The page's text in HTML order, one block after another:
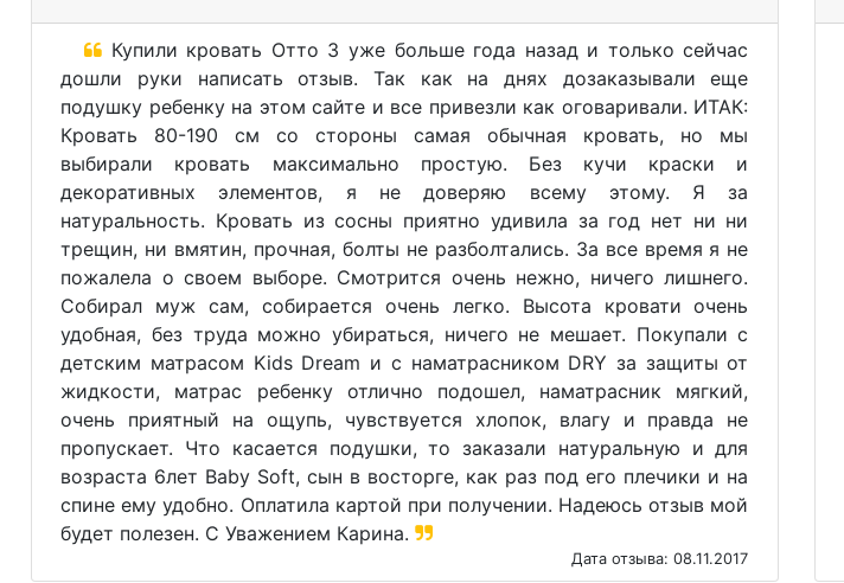
Купили кровать Отто 3 уже больше года назад и только сейчас
дошли руки написать отзыв. Так как на днях дозаказывали еще
подушку ребенку на этом сайте и все привезли как оговаривали. ИТАК:
Кровать 80-190 см со стороны самая обычная кровать, но мы
выбирали кровать максимально простую. Без кучи краски и
декоративных элементов, я не доверяю всему этому. Я за
натуральность. Кровать из сосны приятно удивила за год нет ни ни
трещин, ни вмятин, прочная, болты не разболтались. За все время я не
пожалела о своем выборе. Смотрится очень нежно, ничего лишнего.
Собирал муж сам, собирается очень легко. Высота кровати очень
удобная, без труда можно убираться, ничего не мешает. Покупали с
детским матрасом Kids Dream и с наматрасником DRY за защиты от
жидкости, матрас ребенку отлично подошел, наматрасник мягкий,
очень приятный на ощупь, чувствуется хлопок, влагу и правда не
пропускает. Что касается подушки, то заказали натуральную и для
возраста 6лет Baby Soft, сын в восторге, как раз под его плечики и на
спине ему удобно. Оплатила картой при получении. Надеюсь отзыв мой
будет полезен. С Уважением Карина.
Дата отзыва: 08.11.2017